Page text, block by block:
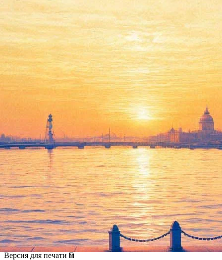
На празднике фонтанов в
Петергофе покажут балет по
сказкам Пушкина
18 мая 2019, суббота,13.00
Версия для печати